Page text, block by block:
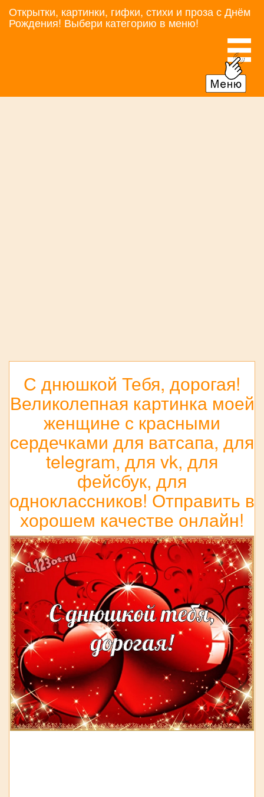
Открытки, картинки, гифки, стихи и проза с Днём
Рождения! Выбери категорию в меню!
С днюшкой Тебя, дорогая!
Великолепная картинка моей
женщине с красными
сердечками для ватсапа, для
telegram, для vk, для
фейсбук, для
одноклассников! Отправить в
хорошем качестве онлайн!